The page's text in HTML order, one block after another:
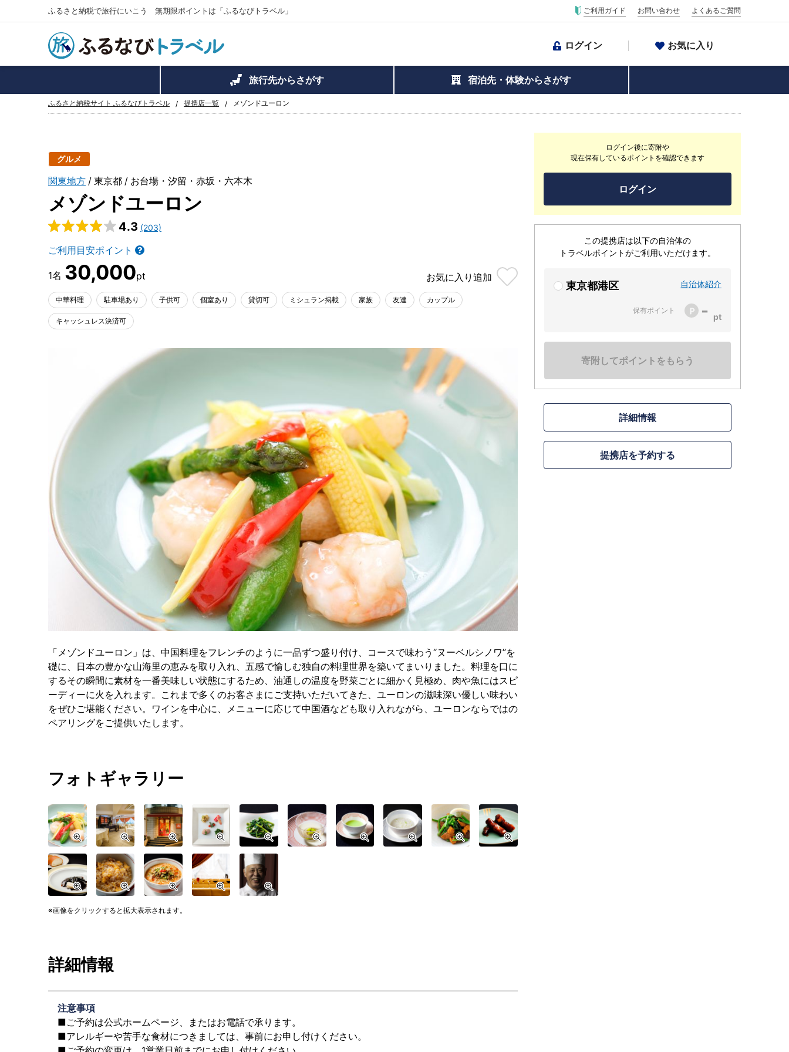
ふるさと納税で旅行にいこう 無期限ポイントは「ふるなびトラベル」 ご利用ガイド お問い合わせ よくあるご質問
ログイン お気に入り
旅行先からさがす 宿泊先・体験からさがす
ふるさと納税サイト ふるなびトラベル 提携店一覧 メゾンドユーロン
グルメ
関東地方 東京都 お台場・汐留・赤坂・六本木
メゾンドユーロン
4.3 (203)
ご利用目安ポイント
30,000 お気に入り 追加
中華料理 駐車場あり 子供可 個室あり 貸切可 ミシュラン掲載 家族 友達 カップル
キャッシュレス決済可
ログイン後に寄附や
現在保有しているポイントを確認できます
ログイン
この提携店は以下の自治体の
トラベルポイントがご利用いただけます。
東京都港区 自治体紹介
保有ポイント -
寄附してポイントをもらう
詳細情報
提携店を予約する
「メゾンドユーロン」は、中国料理をフレンチのように一品ずつ盛り付け、コースで味わう“ヌーベルシノワ”を
礎に、日本の豊かな山海里の恵みを取り入れ、五感で愉しむ独自の料理世界を築いてまいりました。料理を口に
するその瞬間に素材を一番美味しい状態にするため、油通しの温度を野菜ごとに細かく見極め、肉や魚にはスピ
ーディーに火を入れます。これまで多くのお客さまにご支持いただいてきた、ユーロンの滋味深い優しい味わい
をぜひご堪能ください。ワインを中心に、メニューに応じて中国酒なども取り入れながら、ユーロンならではの
ペアリングをご提供いたします。
フォトギャラリー
画像をクリックすると拡大表示されます。
詳細情報
注意事項
■ご予約は公式ホームページ、またはお電話で承ります。
■アレルギーや苦手な食材につきましては、事前にお申し付けください。